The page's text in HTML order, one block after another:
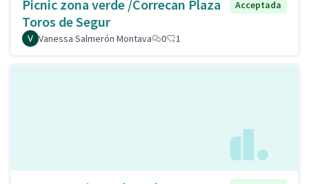
Picnic zona verde /Correcan Plaza
Toros de Segur
Acceptada
Vanessa Salmerón Montava 0 1